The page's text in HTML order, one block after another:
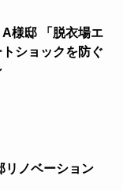
様邸 「脱衣場エ
ショックを防ぐ
リノベーション